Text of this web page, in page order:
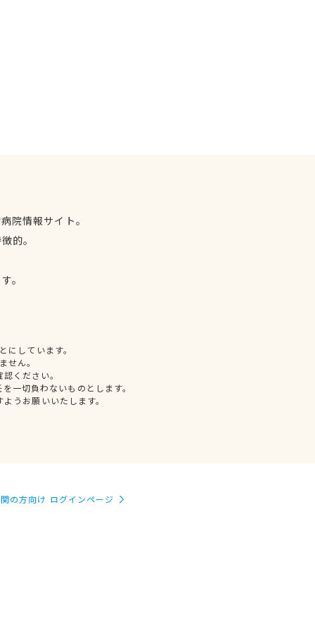
院情報サイト。
的。
。
しています。
せん。
ください。
一切負わないものとします。
うお願いいたします。
の方向け ログインページ